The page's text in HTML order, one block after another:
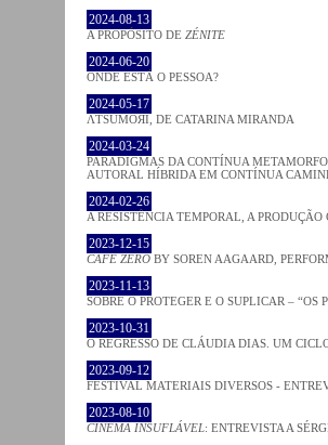
2024-08-13
A PROPÓSITO DE ZÉNITE
2024-06-20
ONDE ESTÁ O PESSOA?
2024-05-17
ΛƬSUMOЯI, DE CATARINA MIRANDA
2024-03-24
PARADIGMAS DA CONTÍNUA
AUTORAL HÍBRIDA EM CONTÍNUA
2024-02-26
A RESISTÊNCIA TEMPORAL, A
2023-12-15
CAFE ZERO BY SOREN AAGAARD,
2023-11-13
SOBRE O PROTEGER E O SUPLICAR –
2023-10-31
O REGRESSO DE CLÁUDIA DIAS. UM
2023-09-12
FESTIVAL MATERIAIS DIVERSOS -
2023-08-10
CINEMA INSUFLÁVEL: ENTREVISTA A